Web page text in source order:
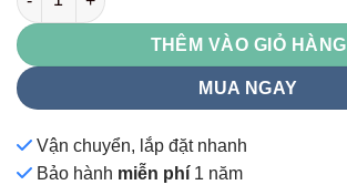
THÊM VÀO GIỎ HÀNG
MUA NGAY
Vận chuyển, lắp đặt nhanh
Bảo hành miễn phí 1 năm